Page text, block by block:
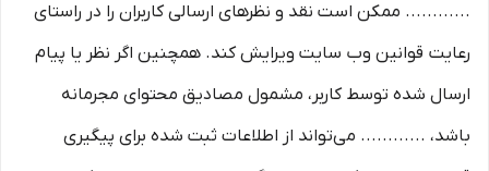
............ ممکن است نقد و نظرهای ارسالی کاربران را در راستای
رعایت قوانین وب سایت ویرایش کند. همچنین اگر نظر یا پیام
ارسال شده توسط کاربر، مشمول مصادیق محتوای مجرمانه
باشد، ............ می‌تواند از اطلاعات ثبت شده برای پیگیری